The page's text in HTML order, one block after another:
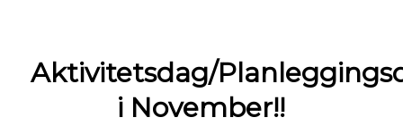
Aktivitetsdag/
i November!!